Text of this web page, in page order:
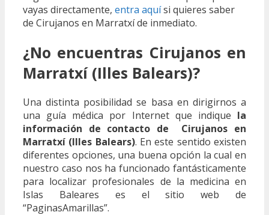
vayas directamente, entra aquísi quieres saber
de Cirujanos en Marratxí de inmediato.
¿No encuentras Cirujanos en
Marratxí (Illes Balears)?
Una distinta posibilidad se basa en dirigirnos a
una guía médica por Internet que indique la
información de contacto de Cirujanos en
Marratxí (Illes Balears). En este sentido existen
diferentes opciones, una buena opción la cual en
nuestro caso nos ha funcionado fantásticamente
para localizar profesionales de la medicina en
Islas Baleares es el sitio web de
“PaginasAmarillas”.